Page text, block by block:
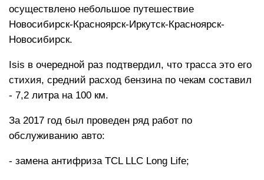
осуществлено небольшое путешествие
Новосибирск-Красноярск-Иркутск-Красноярск-
Новосибирск.
Isis в очередной раз подтвердил, что трасса это его
стихия, средний расход бензина по чекам составил
- 7,2 литра на 100 км.
За 2017 год был проведен ряд работ по
обслуживанию авто:
- замена антифриза TCL LLC Long Life;